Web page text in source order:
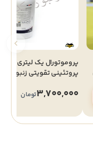
پروموتورال یک لیتری |
پروتئینی تقویتی زنبور
3,700,000تومان